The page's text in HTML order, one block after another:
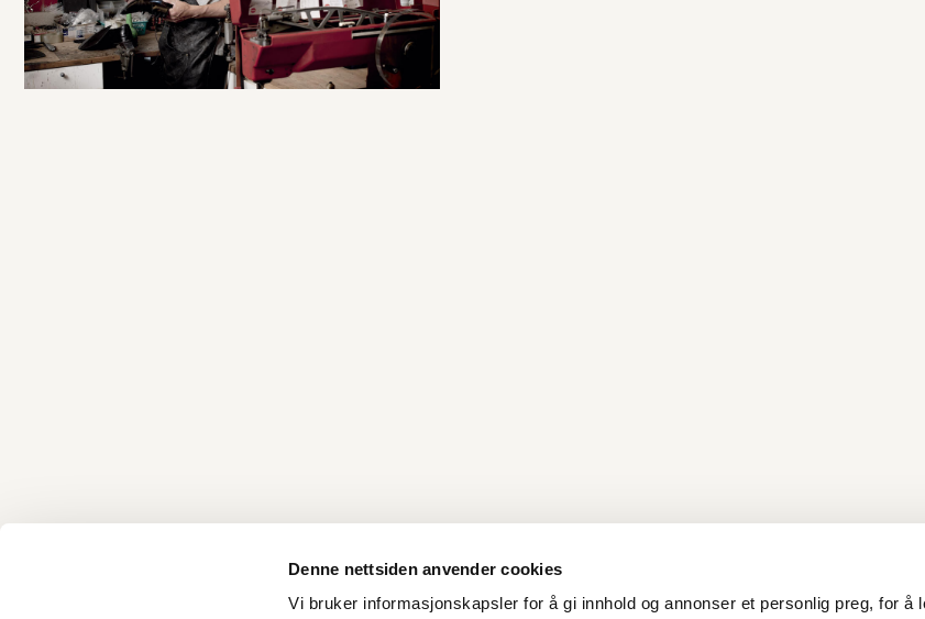
Denne nettsiden anvender cookies
Vi bruker informasjonskapsler for å gi innhold og annonser et personlig preg, for å